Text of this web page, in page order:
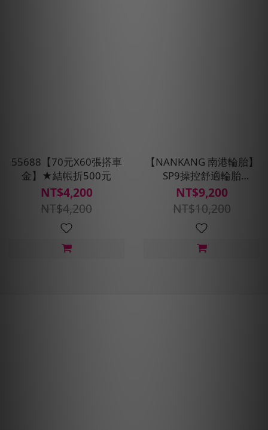
55688【70元X60張搭車
金】★結帳折500元
NT$4,200
NT$4,200
【NANKANG 南港輪胎】
SP9操控舒適輪胎
205/55/R16四入組(含安裝
定位平衡)
NT$9,200
NT$10,200